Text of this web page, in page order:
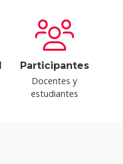
Participantes
Docentes y
estudiantes